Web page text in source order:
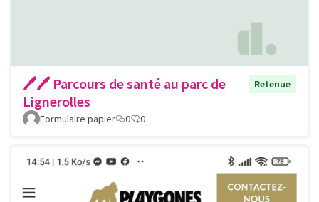
🖊🖊 Parcours de santé au parc de
Lignerolles
Retenue
Formulaire papier 0 0